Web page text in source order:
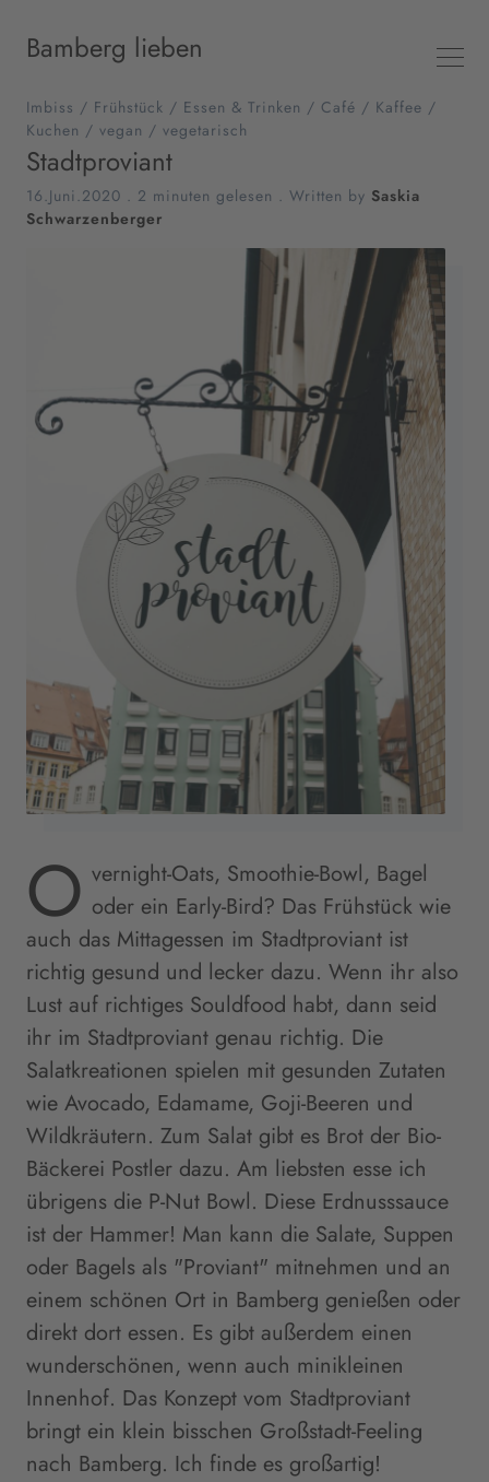
Bamberg lieben
Imbiss / Frühstück / Essen & Trinken / Café / Kaffee /
Kuchen / vegan / vegetarisch
Stadtproviant
16.Juni.2020 . 2 minuten gelesen . Written by Saskia
Schwarzenberger
O vernight-Oats, Smoothie-Bowl, Bagel
oder ein Early-Bird? Das Frühstück wie
auch das Mittagessen im Stadtproviant ist
richtig gesund und lecker dazu. Wenn ihr also
Lust auf richtiges Souldfood habt, dann seid
ihr im Stadtproviant genau richtig. Die
Salatkreationen spielen mit gesunden Zutaten
wie Avocado, Edamame, Goji-Beeren und
Wildkräutern. Zum Salat gibt es Brot der Bio-
Bäckerei Postler dazu. Am liebsten esse ich
übrigens die P-Nut Bowl. Diese Erdnusssauce
ist der Hammer! Man kann die Salate, Suppen
oder Bagels als "Proviant" mitnehmen und an
einem schönen Ort in Bamberg genießen oder
direkt dort essen. Es gibt außerdem einen
wunderschönen, wenn auch minikleinen
Innenhof. Das Konzept vom Stadtproviant
bringt ein klein bisschen Großstadt-Feeling
nach Bamberg. Ich finde es großartig!